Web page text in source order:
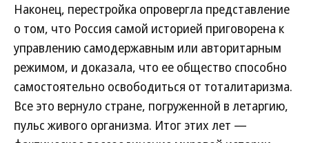
Наконец, перестройка опровергла представление
о том, что Россия самой историей приговорена к
управлению самодержавным или авторитарным
режимом, и доказала, что ее общество способно
самостоятельно освободиться от тоталитаризма.
Все это вернуло стране, погруженной в летаргию,
пульс живого организма. Итог этих лет —